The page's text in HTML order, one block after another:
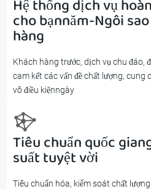
Hệ thống dịch vụ
cho bạnnăm-Ngôi
hàng
Khách hàng trước, dịch vụ chu đáo,
cam kết các vấn đề chất lượng, cung
vô điều kiệnngày
Tiêu chuẩn quốc
suất tuyệt vời
Tiêu chuẩn hóa, kiểm soát chất